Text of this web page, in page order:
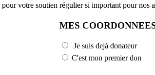
votre soutien régulier si important pour nos
MES
Je suis dejà donateur
C'est mon premier don